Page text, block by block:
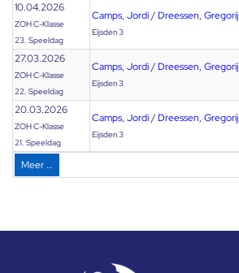
10.04.2026
ZOH C-Klasse
23. Speeldag
Camps, Jordi/ Dreessen, Gregorij
Eijsden 3
27.03.2026
ZOH C-Klasse
22. Speeldag
Camps, Jordi/ Dreessen, Gregorij
Eijsden 3
20.03.2026
ZOH C-Klasse
21. Speeldag
Camps, Jordi/ Dreessen, Gregorij
Eijsden 3
Meer …